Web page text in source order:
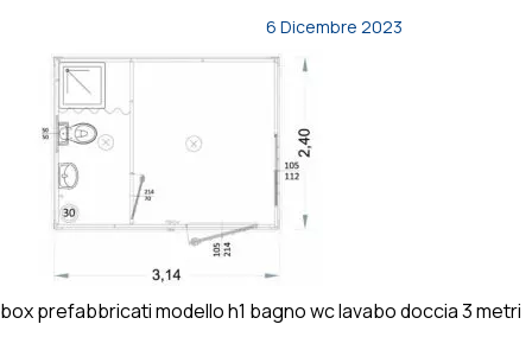
6 Dicembre 2023
box prefabbricati modello h1 bagno wc lavabo doccia 3 metri